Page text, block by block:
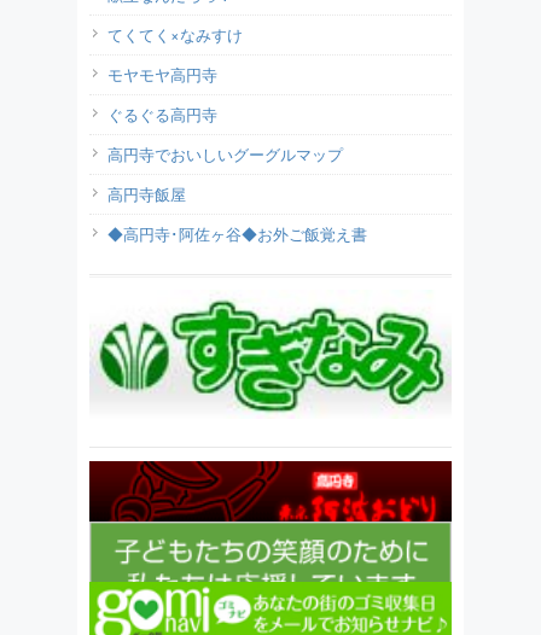
てくてく×なみすけ
モヤモヤ高円寺
ぐるぐる高円寺
高円寺でおいしいグーグルマップ
高円寺飯屋
◆高円寺･阿佐ヶ谷◆お外ご飯覚え書